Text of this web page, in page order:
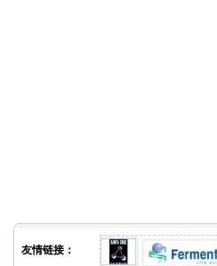
友情链接：